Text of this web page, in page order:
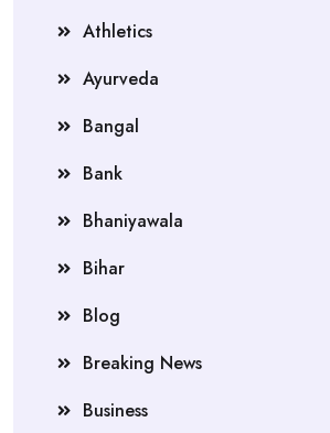
Athletics
Ayurveda
Bangal
Bank
Bhaniyawala
Bihar
Blog
Breaking News
Business